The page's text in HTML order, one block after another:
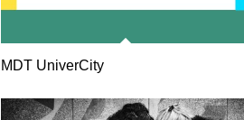
MDT UniverCity